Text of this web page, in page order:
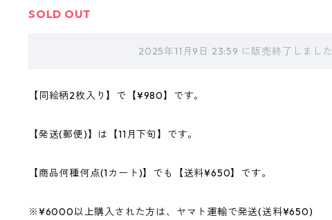
SOLD OUT
2025年11月9日 23:59 に販売終了しました
【同絵柄2枚入り】で【¥980】です。
【発送(郵便)】は【11月下旬】です。
【商品何種何点(1カート)】でも【送料¥650】です。
※¥6000以上購入された方は、ヤマト運輸で発送(送料¥650)